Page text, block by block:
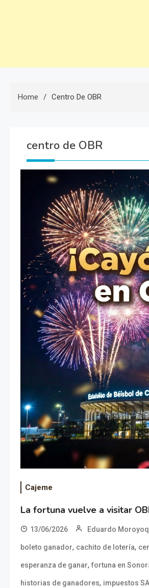
Home Centro De OBR
centro de OBR
Cajeme
La fortuna vuelve a visitar
13/06/2026 Eduardo
boleto ganador, cachito de lotería,
esperanza de ganar, fortuna en
historias de ganadores, impuestos